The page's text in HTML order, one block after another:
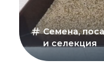
Семена,
и селекция